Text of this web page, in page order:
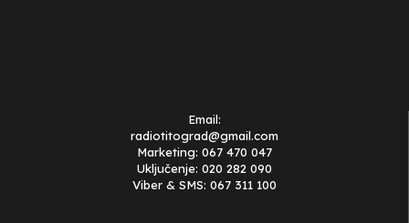
Email:
radiotitograd@gmail.com
Marketing: 067 470 047
Uključenje: 020 282 090
Viber & SMS: 067 311 100